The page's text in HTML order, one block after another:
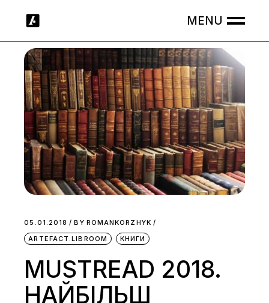
05.01.2018 BY ROMANKORZHYK
ARTEFACT.LIBROOM
КНИГИ
MUSTREAD 2018.
НАЙБІЛЬШ